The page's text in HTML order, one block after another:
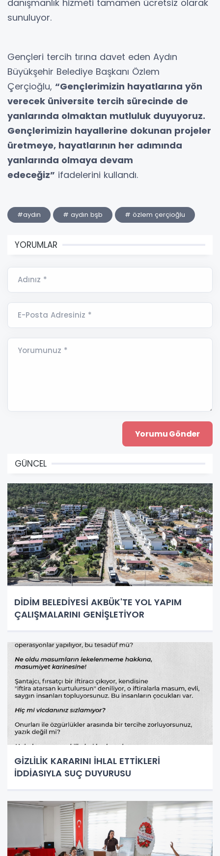
danışmanlık hizmeti tamamen ücretsiz olarak
sunuluyor.
Gençleri tercih tırına davet eden Aydın
Büyükşehir Belediye Başkanı Özlem
Çerçioğlu, “Gençlerimizin hayatlarına yön
verecek üniversite tercih sürecinde de
yanlarında olmaktan mutluluk duyuyoruz.
Gençlerimizin hayallerine dokunan projeler
üretmeye, hayatlarının her adımında
yanlarında olmaya devam
edeceğiz” ifadelerini kullandı.
#aydın # aydın bşb # özlem çerçioğlu
YORUMLAR
Adınız *
E-Posta Adresiniz *
Yorumunuz *
GÜNCEL
DİDİM BELEDİYESİ AKBÜK'TE YOL YAPIM
ÇALIŞMALARINI GENİŞLETİYOR
GİZLİLİK KARARINI İHLAL ETTİKLERİ
İDDİASIYLA SUÇ DUYURUSU